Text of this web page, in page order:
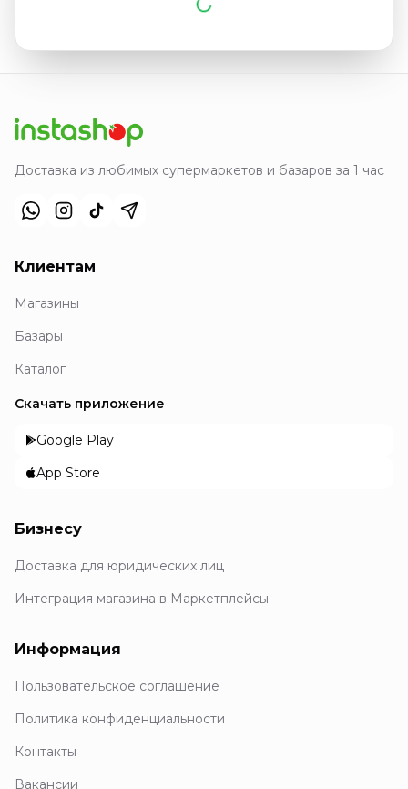
Доставка из любимых супермаркетов и базаров за 1 час
Клиентам
Магазины
Базары
Каталог
Скачать приложение
Google Play
App Store
Бизнесу
Доставка для юридических лиц
Интеграция магазина в Маркетплейсы
Информация
Пользовательское соглашение
Политика конфиденциальности
Контакты
Вакансии